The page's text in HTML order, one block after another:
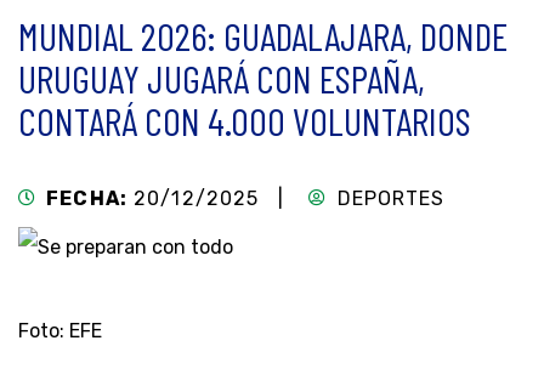
MUNDIAL 2026: GUADALAJARA, DONDE
URUGUAY JUGARÁ CON ESPAÑA,
CONTARÁ CON 4.000 VOLUNTARIOS
FECHA: 20/12/2025 | DEPORTES
Foto: EFE